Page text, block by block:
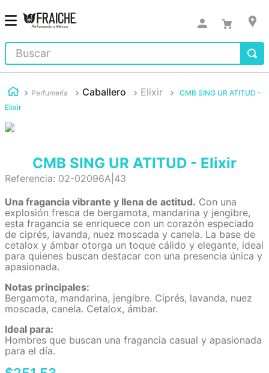
Buscar
Perfumería Caballero Elixir
CMB SING UR ATITUD -
Elixir
CMB SING UR ATITUD - Elixir
Referencia: 02-02096A|43
Una fragancia vibrante y llena de actitud. Con una
explosión fresca de bergamota, mandarina y jengibre,
esta fragancia se enriquece con un corazón especiado
de ciprés, lavanda, nuez moscada y canela. La base de
cetalox y ámbar otorga un toque cálido y elegante, ideal
para quienes buscan destacar con una presencia única y
apasionada.
Notas principales:
Bergamota, mandarina, jengibre. Ciprés, lavanda, nuez
moscada, canela. Cetalox, ámbar.
Ideal para:
Hombres que buscan una fragancia casual y apasionada
para el día.